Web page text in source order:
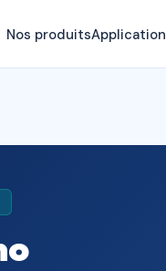
Nos produitsApplication